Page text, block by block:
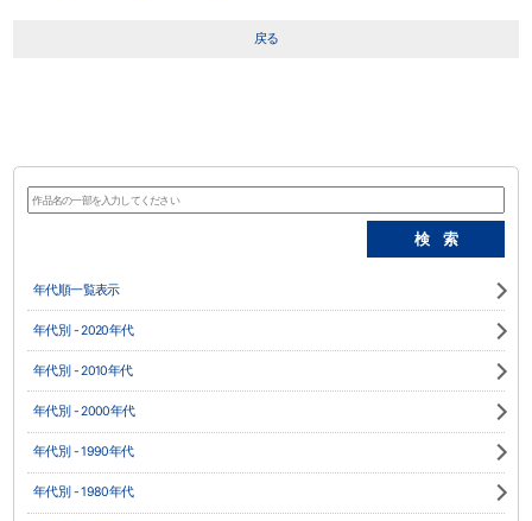
戻る
年代順一覧表示
年代別 - 2020年代
年代別 - 2010年代
年代別 - 2000年代
年代別 - 1990年代
年代別 - 1980年代